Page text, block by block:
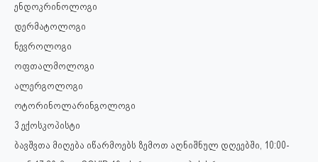
ენდოკრინოლოგი
დერმატოლოგი
ნევროლოგი
ოფთალმოლოგი
ალერგოლოგი
ოტორინოლარინგოლოგი
3 ექოსკოპისტი
ბავშვთა მიღება იწარმოებს ზემოთ აღნიშნულ დღეებში, 10:00-